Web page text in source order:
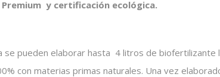
y certificación ecológica.
se pueden elaborar hasta 4 litros de biofertilizante
con materias primas naturales. Una vez